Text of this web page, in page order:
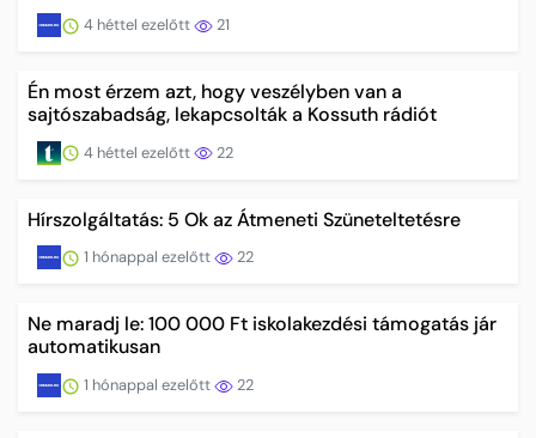
4 héttel ezelőtt 21
Én most érzem azt, hogy veszélyben van a
sajtószabadság, lekapcsolták a Kossuth rádiót
4 héttel ezelőtt 22
Hírszolgáltatás: 5 Ok az Átmeneti Szüneteltetésre
1 hónappal ezelőtt 22
Ne maradj le: 100 000 Ft iskolakezdési támogatás jár
automatikusan
1 hónappal ezelőtt 22